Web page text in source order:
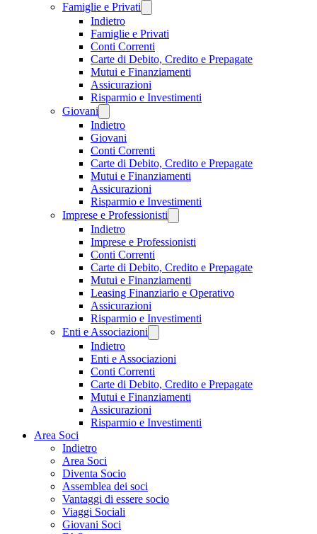
Famiglie e Privati
Indietro
Famiglie e Privati
Conti Correnti
Carte di Debito, Credito e Prepagate
Mutui e Finanziamenti
Assicurazioni
Risparmio e Investimenti
Giovani
Indietro
Giovani
Conti Correnti
Carte di Debito, Credito e Prepagate
Mutui e Finanziamenti
Assicurazioni
Risparmio e Investimenti
Imprese e Professionisti
Indietro
Imprese e Professionisti
Conti Correnti
Carte di Debito, Credito e Prepagate
Mutui e Finanziamenti
Leasing Finanziario e Operativo
Assicurazioni
Risparmio e Investimenti
Enti e Associazioni
Indietro
Enti e Associazioni
Conti Correnti
Carte di Debito, Credito e Prepagate
Mutui e Finanziamenti
Assicurazioni
Risparmio e Investimenti
Area Soci
Indietro
Area Soci
Diventa Socio
Assemblea dei soci
Vantaggi di essere socio
Viaggi Sociali
Giovani Soci